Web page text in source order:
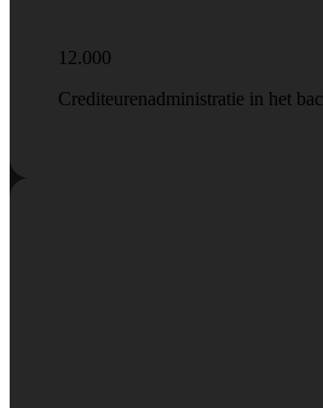
12.000
Crediteuren­administratie in het